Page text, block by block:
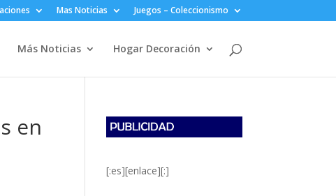
Mas Noticias Juegos – Coleccionismo
Más Noticias Hogar Decoración
en
[:es][enlace][:]